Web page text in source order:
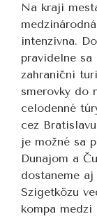
Na kraji
intenzívna.
pravidelne
zahraniční
smerovky do
celodenné
cez
je možné sa
Dunajom a
dostaneme
Szigetközu
kompa medzi